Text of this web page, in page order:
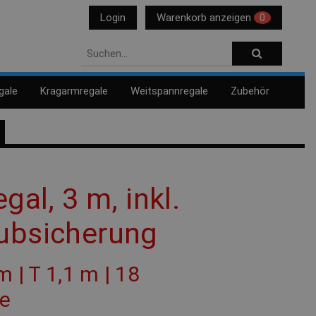
Login Warenkorb anzeigen 0
Kragarmregale Weitspannregale Zubehör
3 m, inkl.
| T 1,1 m | 18